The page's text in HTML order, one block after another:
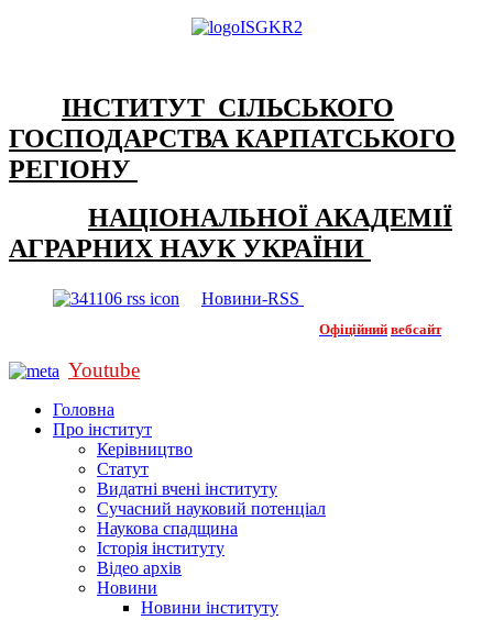
ІНСТИТУТ СІЛЬСЬКОГО
ГОСПОДАРСТВА КАРПАТСЬКОГО
РЕГІОНУ
НАЦІОНАЛЬНОЇ АКАДЕМІЇ
АГРАРНИХ НАУК УКРАЇНИ
Новини-RSS
Офіційний вебсайт
Youtube
Головна
Про інститут
Керівництво
Статут
Видатні вчені інституту
Сучасний науковий потенціал
Наукова спадщина
Історія інституту
Відео архів
Новини
Новини інституту